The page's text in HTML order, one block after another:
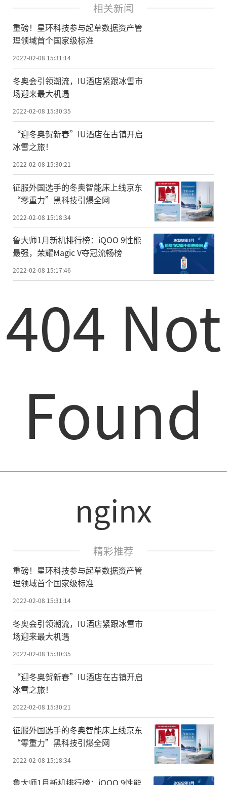
相关新闻
重磅！星环科技参与起草数据资产管
理领域首个国家级标准
2022-02-08 15:31:14
冬奥会引领潮流，IU酒店紧跟冰雪市
场迎来最大机遇
2022-02-08 15:30:35
“迎冬奥贺新春”IU酒店在古镇开启
冰雪之旅！
2022-02-08 15:30:21
征服外国选手的冬奥智能床上线京东
“零重力”黑科技引爆全网
2022-02-08 15:18:34
鲁大师1月新机排行榜：iQOO 9性能
最强，荣耀Magic V夺冠流畅榜
2022-02-08 15:17:46
404 Not
Found
nginx
精彩推荐
重磅！星环科技参与起草数据资产管
理领域首个国家级标准
2022-02-08 15:31:14
冬奥会引领潮流，IU酒店紧跟冰雪市
场迎来最大机遇
2022-02-08 15:30:35
“迎冬奥贺新春”IU酒店在古镇开启
冰雪之旅！
2022-02-08 15:30:21
征服外国选手的冬奥智能床上线京东
“零重力”黑科技引爆全网
2022-02-08 15:18:34